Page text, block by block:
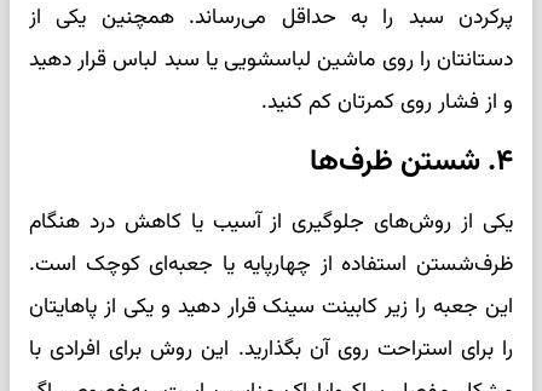
پرکردن سبد را به حداقل می‌رساند. همچنین یکی از
دستانتان را روی ماشین لباسشویی یا سبد لباس قرار دهید
و از فشار روی کمرتان کم کنید.
۴. شستن ظرف‌ها
یکی از روش‌های جلوگیری از آسیب یا کاهش درد هنگام
ظرف‌شستن استفاده از چهارپایه یا جعبه‌ای کوچک است.
این جعبه را زیر کابینت سینک قرار دهید و یکی از پاهایتان
را برای استراحت روی آن بگذارید. این روش برای افرادی با